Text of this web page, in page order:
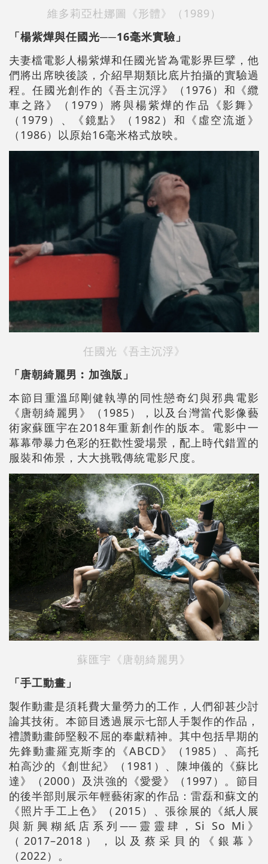
維多莉亞杜娜圖《形體》（1989）
「楊紫燁與任國光──16毫米實驗」
夫妻檔電影人楊紫燁和任國光皆為電影界巨擘，他
們將出席映後談，介紹早期類比底片拍攝的實驗過
程。任國光創作的《吾主沉浮》（1976）和《纜
車之路》（1979）將與楊紫燁的作品《影舞》
（1979）、《鏡點》（1982）和《虛空流逝》
（1986）以原始16毫米格式放映。
任國光《吾主沉浮》
「唐朝綺麗男︰加強版」
本節目重溫邱剛健執導的同性戀奇幻與邪典電影
《唐朝綺麗男》（1985），以及台灣當代影像藝
術家蘇匯宇在2018年重新創作的版本。電影中一
幕幕帶暴力色彩的狂歡性愛場景，配上時代錯置的
服裝和佈景，大大挑戰傳統電影尺度。
蘇匯宇《唐朝綺麗男》
「手工動畫」
製作動畫是須耗費大量勞力的工作，人們卻甚少討
論其技術。本節目透過展示七部人手製作的作品，
禮讚動畫師堅毅不屈的奉獻精神。其中包括早期的
先鋒動畫羅克斯李的《ABCD》（1985）、高托
柏高沙的《創世紀》（1981）、陳坤儀的《蘇比
達》（2000）及洪強的《愛愛》（1997）。節目
的後半部則展示年輕藝術家的作品：雷磊和蘇文的
《照片手工上色》（2015）、張徐展的《紙人展
與新興糊紙店系列──靈靈肆，Si So Mi》
（2017–2018），以及蔡采貝的《銀幕》
（2022）。